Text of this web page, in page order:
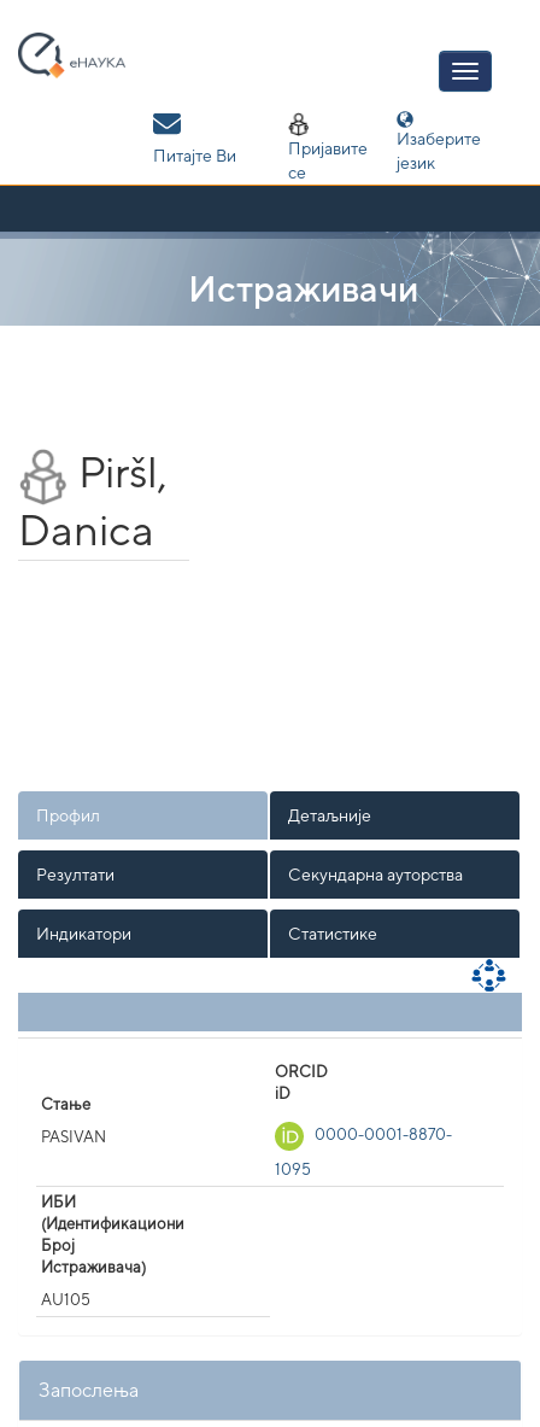
navigation
Питајте Ви
Пријавите
се
Изаберите
језик
Истраживачи
Piršl,
Danica
Профил Детаљније
Резултати Секундарна ауторства
Индикатори Статистике
Стање
PASIVAN
ORCID
iD
0000-0001-8870-
1095
ИБИ
(Идентификациони
Број
Истраживача)
AU105
Запослења